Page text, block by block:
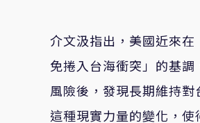
介文汲指出，美國近來
免捲入台海衝突」的基
風險後，發現長期維持
這種現實力量的變化，